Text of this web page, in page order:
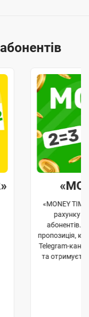
«MONEY
рахунку
абонентів.
пропозиція,
Telegram-
та